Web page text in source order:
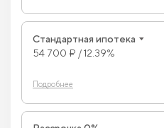
Стандартная ипотека
54 700 ₽ / 12.39%
Подробнее